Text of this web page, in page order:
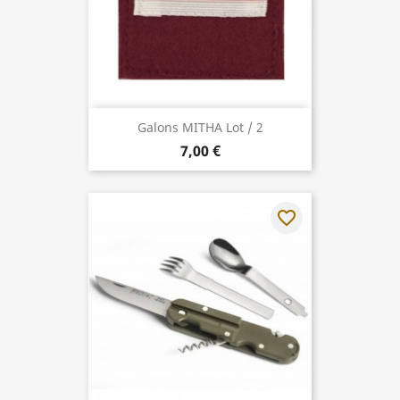
Galons MITHA Lot / 2
7,00 €
favorite_border